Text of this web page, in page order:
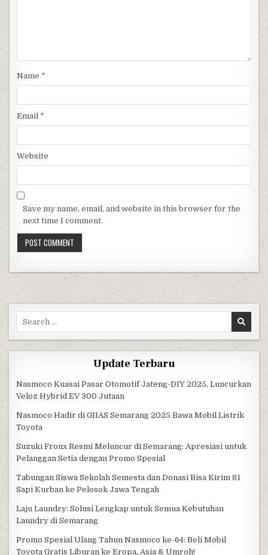
Name *
Email *
Website
Save my name, email, and website in this browser for the
next time I comment.
Update Terbaru
Nasmoco Kuasai Pasar Otomotif Jateng-DIY 2025, Luncurkan
Veloz Hybrid EV 300 Jutaan
Nasmoco Hadir di GIIAS Semarang 2025 Bawa Mobil Listrik
Toyota
Suzuki Fronx Resmi Meluncur di Semarang: Apresiasi untuk
Pelanggan Setia dengan Promo Spesial
Tabungan Siswa Sekolah Semesta dan Donasi Bisa Kirim 81
Sapi Kurban ke Pelosok Jawa Tengah
Laju Laundry: Solusi Lengkap untuk Semua Kebutuhan
Laundry di Semarang
Promo Spesial Ulang Tahun Nasmoco ke-64: Beli Mobil
Toyota Gratis Liburan ke Eropa, Asia & Umroh!